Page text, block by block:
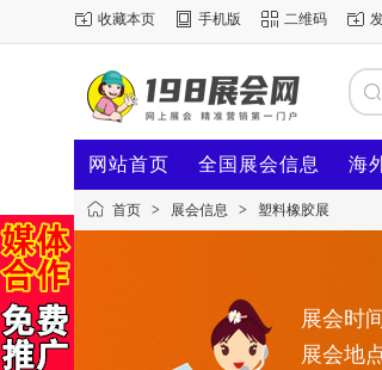
收藏本页 手机版 二维码
网站首页 全国展会信息 海
首页 > 展会信息 > 塑料橡胶展
展会时
展会地